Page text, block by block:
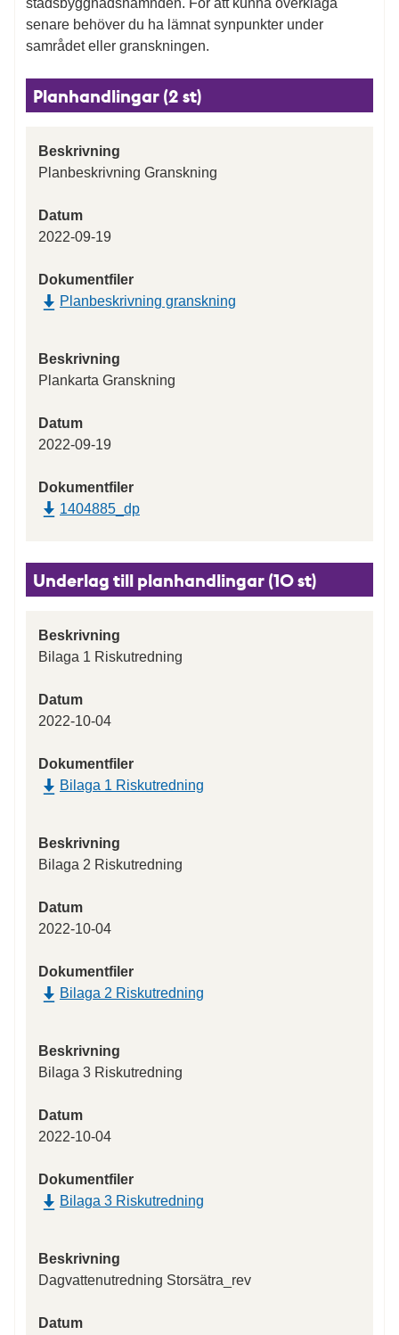
senare behöver du ha lämnat synpunkter under
samrådet eller granskningen.
Planhandlingar (2 st)
Beskrivning
Planbeskrivning Granskning
Datum
2022-09-19
Dokumentfiler
Planbeskrivning granskning
Beskrivning
Plankarta Granskning
Datum
2022-09-19
Dokumentfiler
1404885_dp
Underlag till planhandlingar (10 st)
Beskrivning
Bilaga 1 Riskutredning
Datum
2022-10-04
Dokumentfiler
Bilaga 1 Riskutredning
Beskrivning
Bilaga 2 Riskutredning
Datum
2022-10-04
Dokumentfiler
Bilaga 2 Riskutredning
Beskrivning
Bilaga 3 Riskutredning
Datum
2022-10-04
Dokumentfiler
Bilaga 3 Riskutredning
Beskrivning
Dagvattenutredning Storsätra_rev
Datum